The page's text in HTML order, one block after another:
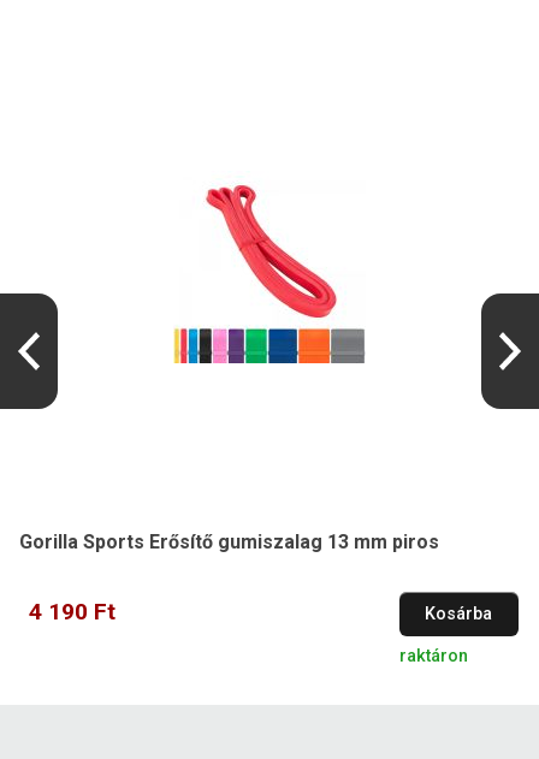
Gorilla Sports Erősítő gumiszalag 13 mm piros
4 190 Ft Kosárba
raktáron